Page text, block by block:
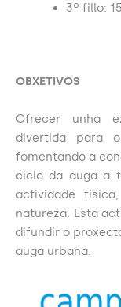
3º fillo:
OBXETIVOS
Ofrecer unha
divertida para
fomentando a
ciclo da auga a
actividade
natureza. Esta
difundir o
auga urbana.